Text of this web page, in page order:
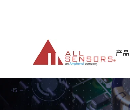
产品